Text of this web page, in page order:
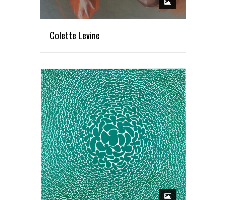
Colette Levine